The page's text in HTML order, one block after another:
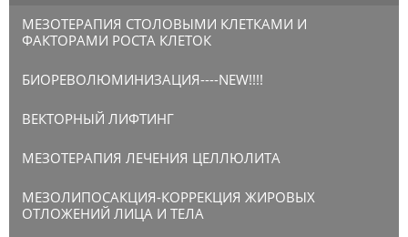
МЕЗОТЕРАПИЯ СТОЛОВЫМИ КЛЕТКАМИ И
ФАКТОРАМИ РОСТА КЛЕТОК
БИОРЕВОЛЮМИНИЗАЦИЯ----NEW!!!!
ВЕКТОРНЫЙ ЛИФТИНГ
МЕЗОТЕРАПИЯ ЛЕЧЕНИЯ ЦЕЛЛЮЛИТА
МЕЗОЛИПОСАКЦИЯ-КОРРЕКЦИЯ ЖИРОВЫХ
ОТЛОЖЕНИЙ ЛИЦА И ТЕЛА